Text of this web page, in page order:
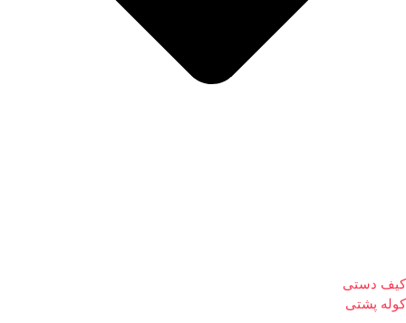
کیف دستی
کوله پشتی